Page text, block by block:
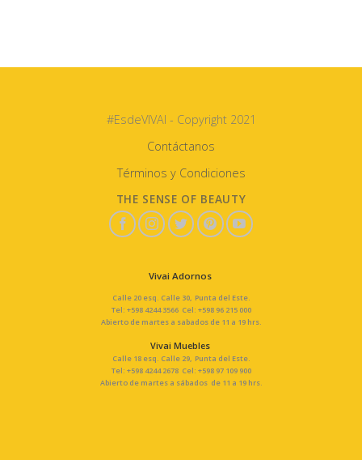
#EsdeVIVAI - Copyright 2021
Contáctanos
Términos y Condiciones
THE SENSE OF BEAUTY
Vivai Adornos
Calle 20 esq. Calle 30, Punta del Este.
Tel: +598 4244 3566 Cel: +598 96 215 000
Abierto de martes a sabados de 11 a 19 hrs.
Vivai Muebles
Calle 18 esq. Calle 29, Punta del Este.
Tel: +598 4244 2678 Cel: +598 97 109 900
Abierto de martes a sábados de 11 a 19 hrs.